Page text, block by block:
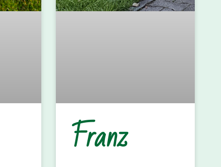
Franz